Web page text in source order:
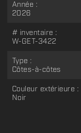
Année :
2026
# inventaire :
W-GET-3422
Type :
Côtes-à-côtes
Couleur extérieure :
Noir